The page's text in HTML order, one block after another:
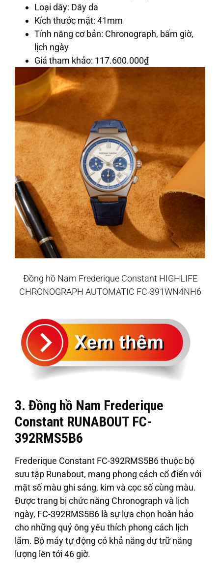
Loại dây: Dây da
Kích thước mặt: 41mm
Tính năng cơ bản: Chronograph, bấm giờ,
lịch ngày
Giá tham khảo: 117.600.000₫
Đồng hồ Nam Frederique Constant HIGHLIFE
CHRONOGRAPH AUTOMATIC FC-391WN4NH6
3. Đồng hồ Nam Frederique
Constant RUNABOUT FC-
392RMS5B6
Frederique Constant FC-392RMS5B6 thuộc bộ
sưu tập Runabout, mang phong cách cổ điển với
mặt số màu ghi sáng, kim và cọc số cùng màu.
Được trang bị chức năng Chronograph và lịch
ngày, FC-392RMS5B6 là sự lựa chọn hoàn hảo
cho những quý ông yêu thích phong cách lịch
lãm. Bộ máy tự động có khả năng dự trữ năng
lượng lên tới 46 giờ.